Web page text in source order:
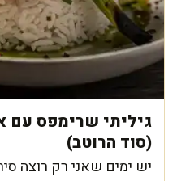
גיליתי שרימפס עם
(סוד הרוטב)
יש ימים שאני רק רוצה